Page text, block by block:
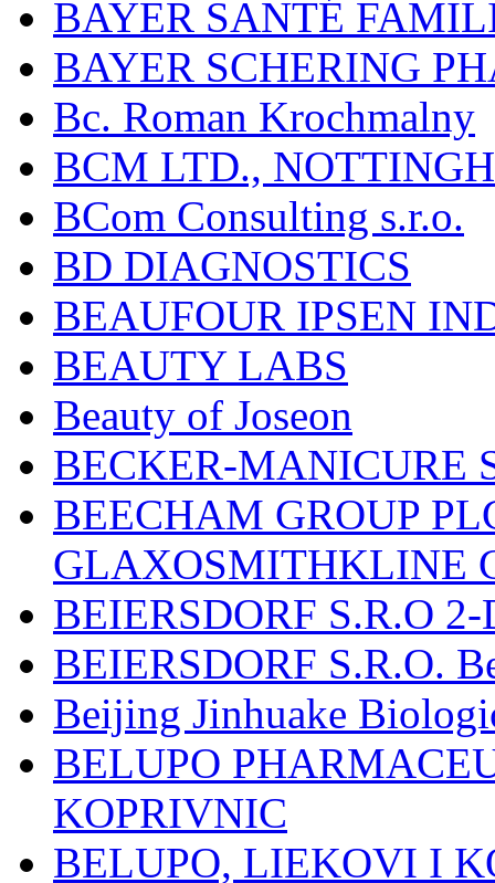
BAYER SANTÉ
BAYER SCHERING
Bc. Roman Krochmalny
BCM LTD.,
BCom Consulting s.r.o.
BD DIAGNOSTICS
BEAUFOUR IPSEN
BEAUTY LABS
Beauty of Joseon
BECKER-MANICURE
BEECHAM GROUP
GLAXOSMITHKLINE
BEIERSDORF S.R.O
BEIERSDORF S.R.O.
Beijing Jinhuake
BELUPO
KOPRIVNIC
BELUPO, LIEKOVI I